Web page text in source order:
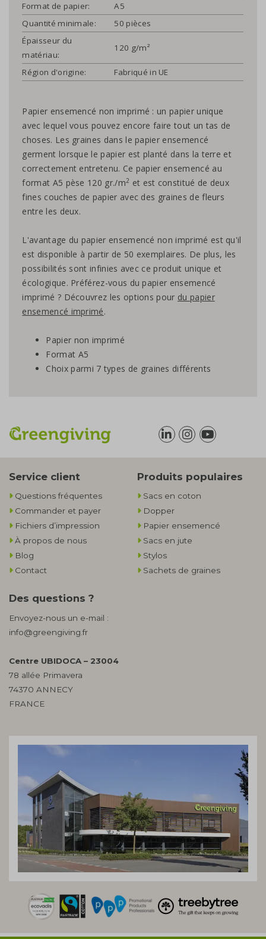
Format de papier:
A5
Quantité minimale:
50 pièces
Épaisseur du
matériau:
120 g/m²
Région d'origine: Fabriqué in UE
Papier ensemencé non imprimé : un papier unique
avec lequel vous pouvez encore faire tout un tas de
choses. Les graines dans le papier ensemencé
germent lorsque le papier est planté dans la terre et
correctement entretenu. Ce papier ensemencé au
format A5 pèse 120 gr./m2 et est constitué de deux
fines couches de papier avec des graines de fleurs
entre les deux.
L'avantage du papier ensemencé non imprimé est qu'il
est disponible à partir de 50 exemplaires. De plus, les
possibilités sont infinies avec ce produit unique et
écologique. Préférez-vous du papier ensemencé
imprimé ? Découvrez les options pour du papier
ensemencé imprimé.
Papier non imprimé
Format A5
Choix parmi 7 types de graines différents
Service client
Questions fréquentes
Commander et payer
Fichiers d’impression
À propos de nous
Blog
Contact
Produits populaires
Sacs en coton
Dopper
Papier ensemencé
Sacs en jute
Stylos
Sachets de graines
Des questions ?
Envoyez-nous un e-mail :
info@greengiving.fr
Centre UBIDOCA – 23004
78 allée Primavera
74370 ANNECY
FRANCE